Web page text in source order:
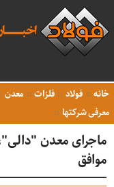
خانه فولاد فلزات معدن
معرفی شرکتها
ماجرای معدن
موافق